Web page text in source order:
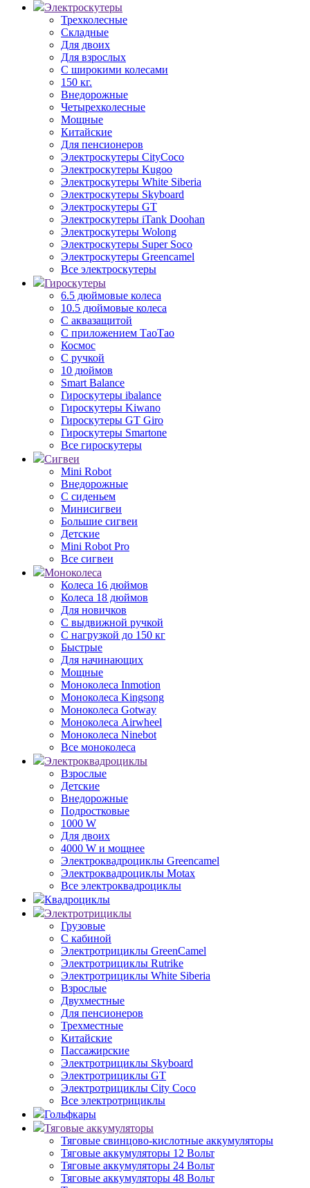
Электроскутеры
Трехколесные
Складные
Для двоих
Для взрослых
С широкими колесами
150 кг.
Внедорожные
Четырехколесные
Мощные
Китайские
Для пенсионеров
Электроскутеры CityCoco
Электроскутеры Kugoo
Электроскутеры White Siberia
Электроскутеры Skyboard
Электроскутеры GT
Электроскутеры iTank Doohan
Электроскутеры Wolong
Электроскутеры Super Soco
Электроскутеры Greencamel
Все электроскутеры
Гироскутеры
6.5 дюймовые колеса
10.5 дюймовые колеса
С аквазащитой
С приложением ТаоТао
Космос
С ручкой
10 дюймов
Smart Balance
Гироскутеры ibalance
Гироскутеры Kiwano
Гироскутеры GT Giro
Гироскутеры Smartone
Все гироскутеры
Сигвеи
Mini Robot
Внедорожные
С сиденьем
Минисигвеи
Большие сигвеи
Детские
Mini Robot Pro
Все сигвеи
Моноколеса
Колеса 16 дюймов
Колеса 18 дюймов
Для новичков
С выдвижной ручкой
С нагрузкой до 150 кг
Быстрые
Для начинающих
Мощные
Моноколеса Inmotion
Моноколеса Kingsong
Моноколеса Gotway
Моноколеса Airwheel
Моноколеса Ninebot
Все моноколеса
Электроквадроциклы
Взрослые
Детские
Внедорожные
Подростковые
1000 W
Для двоих
4000 W и мощнее
Электроквадроциклы Greencamel
Электроквадроциклы Motax
Все электроквадроциклы
Квадроциклы
Электротрициклы
Грузовые
С кабиной
Электротрициклы GreenCamel
Электротрициклы Rutrike
Электротрициклы White Siberia
Взрослые
Двухместные
Для пенсионеров
Трехместные
Китайские
Пассажирские
Электротрициклы Skyboard
Электротрициклы GT
Электротрициклы City Coco
Все электротрициклы
Гольфкары
Тяговые аккумуляторы
Тяговые свинцово-кислотные аккумуляторы
Тяговые аккумуляторы 12 Вольт
Тяговые аккумуляторы 24 Вольт
Тяговые аккумуляторы 48 Вольт